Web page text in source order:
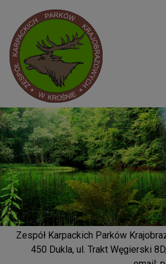
Zespół Karpackich Parków
450 Dukla, ul. Trakt Węgierski
Logo serwisu